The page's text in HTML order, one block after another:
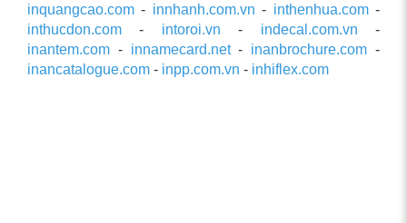
inquangcao.com - innhanh.com.vn - inthenhua.com-
inthucdon.com - intoroi.vn - indecal.com.vn -
inantem.com - innamecard.net- inanbrochure.com -
inancatalogue.com - inpp.com.vn - inhiflex.com